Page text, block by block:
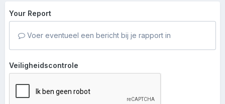
Your Report
Voer eventueel een bericht bij je rapport in
Veiligheidscontrole